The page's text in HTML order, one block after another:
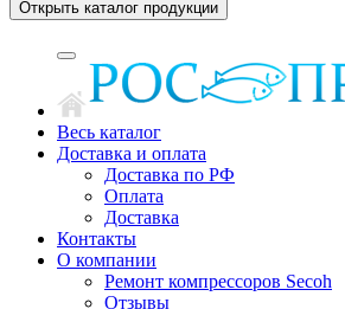
Открыть каталог продукции
Весь каталог
Доставка и оплата
Доставка по РФ
Оплата
Доставка
Контакты
О компании
Ремонт компрессоров Secoh
Отзывы